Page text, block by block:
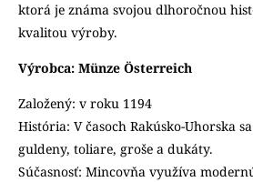
ktorá je známa svojou dlhoročnou
kvalitou výroby.
Výrobca: Münze Österreich
Založený: v roku 1194
História: V časoch Rakúsko-Uhorska
guldeny, toliare, groše a dukáty.
Súčasnosť: Mincovňa využíva